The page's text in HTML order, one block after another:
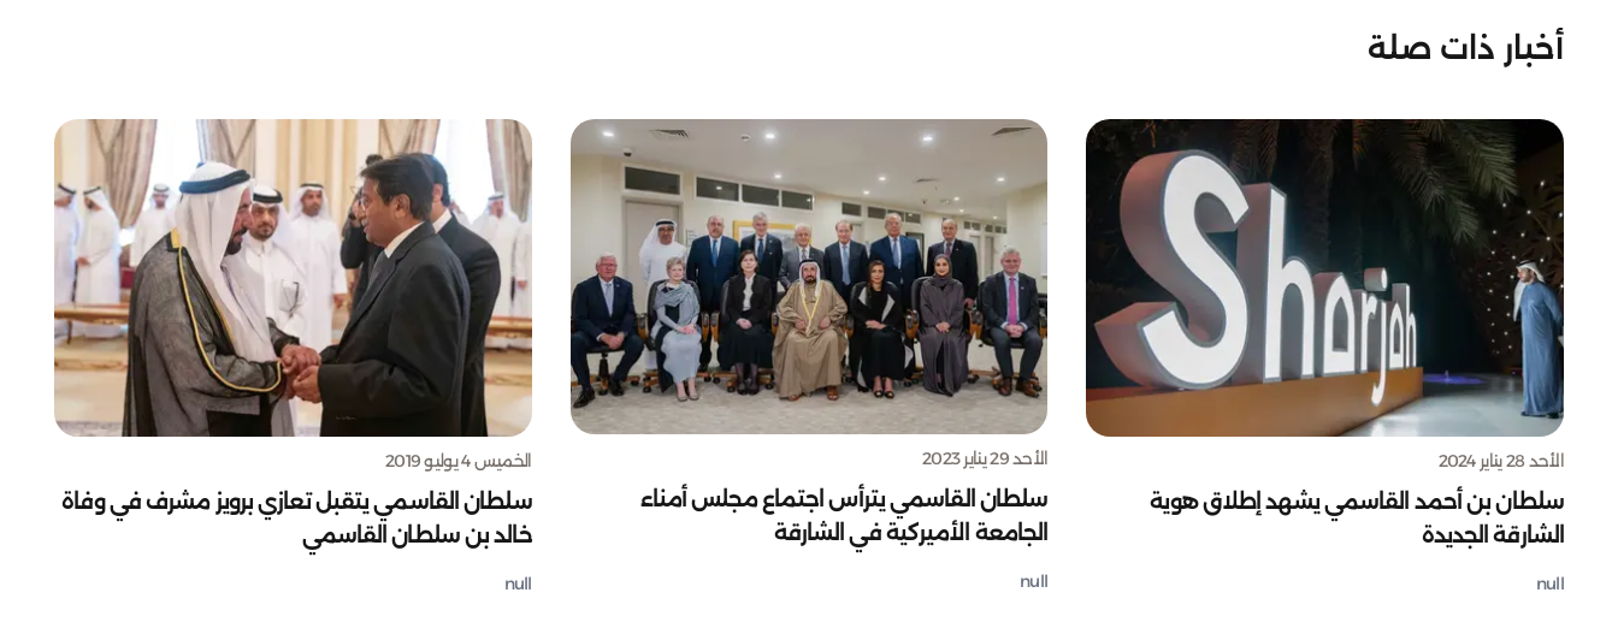
أخبار ذات صلة
الأحد 28 يناير 2024
سلطان بن أحمد القاسمي يشهد إطلاق هوية
الشارقة الجديدة
null
الأحد 29 يناير 2023
سلطان القاسمي يترأس اجتماع مجلس أمناء
الجامعة الأميركية في الشارقة
null
الخميس 4 يوليو 2019
سلطان القاسمي يتقبل تعازي برويز مشرف في وفاة
خالد بن سلطان القاسمي
null